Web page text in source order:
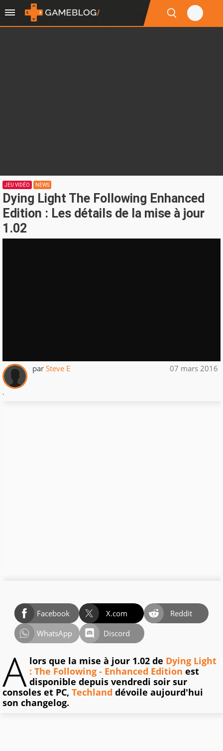
JEU VIDÉO NEWS
Dying Light The Following Enhanced
Edition : Les détails de la mise à jour
1.02
par Steve E 07 mars 2016
.
Facebook X.com
Reddit
WhatsApp
Discord
A lors que la mise à jour 1.02 de Dying Light
: The Following - Enhanced Edition est
disponible depuis vendredi soir sur
consoles et PC, Techland dévoile aujourd'hui
son changelog.